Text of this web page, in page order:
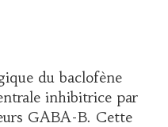
du baclofène
inhibitrice par
GABA-B. Cette